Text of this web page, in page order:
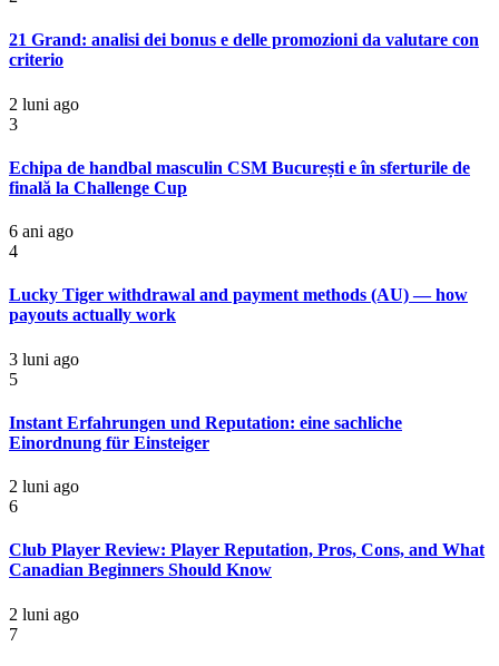
21 Grand: analisi dei bonus e delle promozioni da valutare con
criterio
2 luni ago
3
Echipa de handbal masculin CSM București e în sferturile de
finală la Challenge Cup
6 ani ago
4
Lucky Tiger withdrawal and payment methods (AU) — how
payouts actually work
3 luni ago
5
Instant Erfahrungen und Reputation: eine sachliche
Einordnung für Einsteiger
2 luni ago
6
Club Player Review: Player Reputation, Pros, Cons, and What
Canadian Beginners Should Know
2 luni ago
7